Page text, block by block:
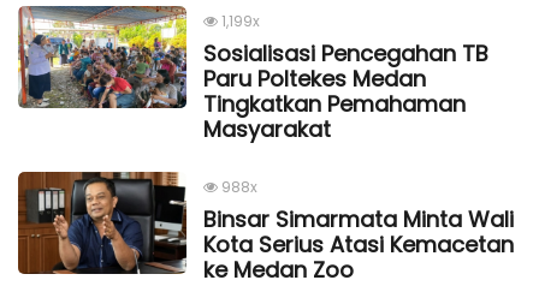
1,199x
Sosialisasi Pencegahan TB
Paru Poltekes Medan
Tingkatkan Pemahaman
Masyarakat
988x
Binsar Simarmata Minta Wali
Kota Serius Atasi Kemacetan
ke Medan Zoo